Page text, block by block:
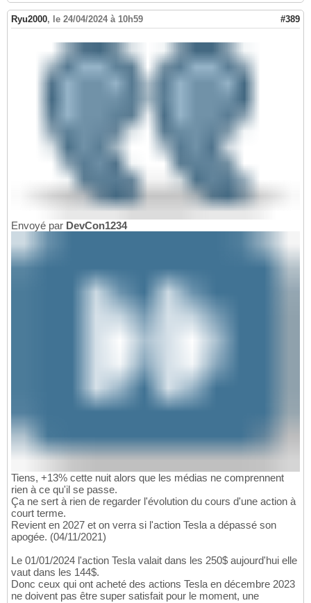
Ryu2000, le 24/04/2024 à 10h59 #389
Envoyé par DevCon1234
Tiens, +13% cette nuit alors que les médias ne comprennent
rien à ce qu'il se passe.
Ça ne sert à rien de regarder l'évolution du cours d'une action à
court terme.
Revient en 2027 et on verra si l'action Tesla a dépassé son
apogée. (04/11/2021)
Le 01/01/2024 l'action Tesla valait dans les 250$ aujourd'hui elle
vaut dans les 144$.
Donc ceux qui ont acheté des actions Tesla en décembre 2023
ne doivent pas être super satisfait pour le moment, une